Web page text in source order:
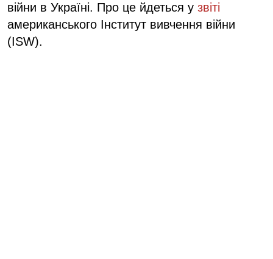
війни в Україні. Про це йдеться у звіті
американського Інститут вивчення війни
(ISW).